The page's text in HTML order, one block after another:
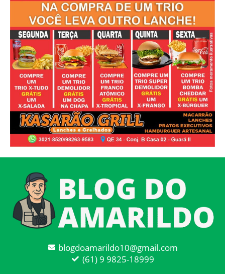
blogdoamarildo10@gmail.com
(61) 9 9825-18999